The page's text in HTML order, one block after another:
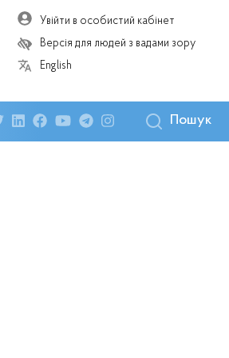
Увійти в особистий кабінет
Версія для людей з вадами зору
English
Пошук